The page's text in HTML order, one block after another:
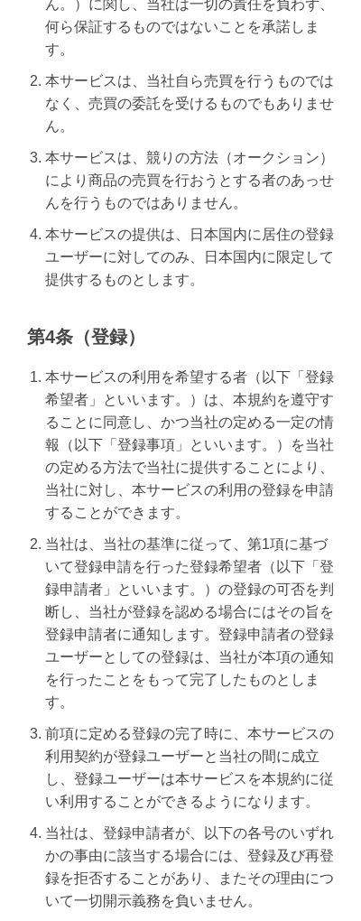
ん。）に関し、当社は一切の責任を負わず、
何ら保証するものではないことを承諾しま
す。
本サービスは、当社自ら売買を行うものでは
なく、売買の委託を受けるものでもありませ
ん。
本サービスは、競りの方法（オークション）
により商品の売買を行おうとする者のあっせ
んを行うものではありません。
本サービスの提供は、日本国内に居住の登録
ユーザーに対してのみ、日本国内に限定して
提供するものとします。
第4条（登録）
本サービスの利用を希望する者（以下「登録
希望者」といいます。）は、本規約を遵守す
ることに同意し、かつ当社の定める一定の情
報（以下「登録事項」といいます。）を当社
の定める方法で当社に提供することにより、
当社に対し、本サービスの利用の登録を申請
することができます。
当社は、当社の基準に従って、第1項に基づ
いて登録申請を行った登録希望者（以下「登
録申請者」といいます。）の登録の可否を判
断し、当社が登録を認める場合にはその旨を
登録申請者に通知します。登録申請者の登録
ユーザーとしての登録は、当社が本項の通知
を行ったことをもって完了したものとしま
す。
前項に定める登録の完了時に、本サービスの
利用契約が登録ユーザーと当社の間に成立
し、登録ユーザーは本サービスを本規約に従
い利用することができるようになります。
当社は、登録申請者が、以下の各号のいずれ
かの事由に該当する場合には、登録及び再登
録を拒否することがあり、またその理由につ
いて一切開示義務を負いません。